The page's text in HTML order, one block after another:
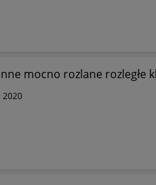
mocno rozlane rozległe
2020